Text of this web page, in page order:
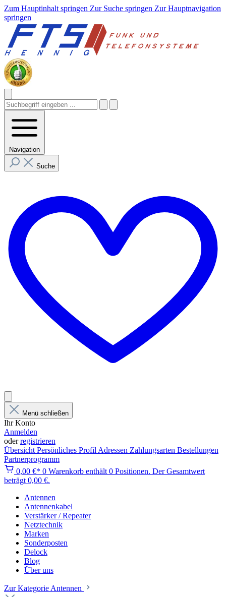
Zum Hauptinhalt springen Zur Suche springen Zur Hauptnavigation
springen
Navigation
Suche
Menü schließen
Ihr Konto
Anmelden
oderregistrieren
Übersicht Persönliches Profil Adressen Zahlungsarten Bestellungen
Partnerprogramm
0,00 €* 0 Warenkorb enthält 0 Positionen. Der Gesamtwert
beträgt 0,00 €.
Antennen
Antennenkabel
Verstärker / Repeater
Netztechnik
Marken
Sonderposten
Delock
Blog
Über uns
Zur Kategorie Antennen